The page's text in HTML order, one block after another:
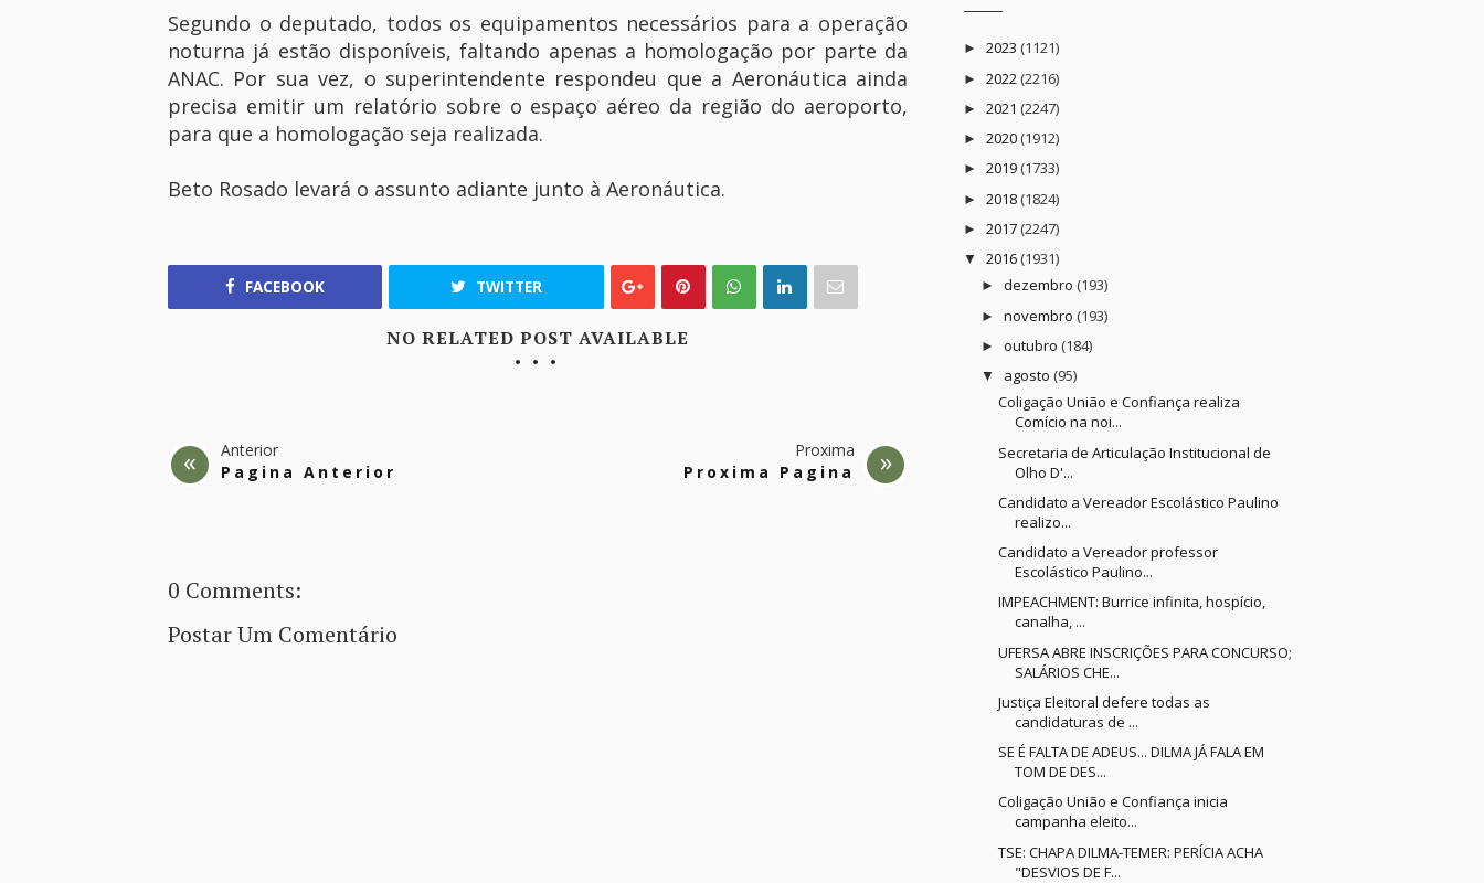
Segundo o deputado, todos os equipamentos necessários para a operação
noturna já estão disponíveis, faltando apenas a homologação por parte da
ANAC. Por sua vez, o superintendente respondeu que a Aeronáutica ainda
precisa emitir um relatório sobre o espaço aéreo da região do aeroporto,
para que a homologação seja realizada.
Beto Rosado levará o assunto adiante junto à Aeronáutica.
FACEBOOK TWITTER
NO RELATED POST AVAILABLE
Anterior
Pagina Anterior
Proxima
Proxima Pagina
0 Comments:
Postar Um Comentário
► 2023 (1121)
► 2022 (2216)
► 2021 (2247)
► 2020(1912)
► 2019(1733)
► 2018(1824)
► 2017(2247)
▼ 2016(1931)
► dezembro (193)
► novembro (193)
► outubro (184)
▼ agosto (95)
Coligação União e Confiança realiza
Comício na noi...
Secretaria de Articulação Institucional de
Olho D'...
Candidato a Vereador Escolástico Paulino
realizo...
Candidato a Vereador professor
Escolástico Paulino...
IMPEACHMENT: Burrice infinita, hospício,
canalha, ...
UFERSA ABRE INSCRIÇÕES PARA CONCURSO;
SALÁRIOS CHE...
Justiça Eleitoral defere todas as
candidaturas de ...
SE É FALTA DE ADEUS... DILMA JÁ FALA EM
TOM DE DES...
Coligação União e Confiança inicia
campanha eleito...
TSE: CHAPA DILMA-TEMER: PERÍCIA ACHA
"DESVIOS DE F...